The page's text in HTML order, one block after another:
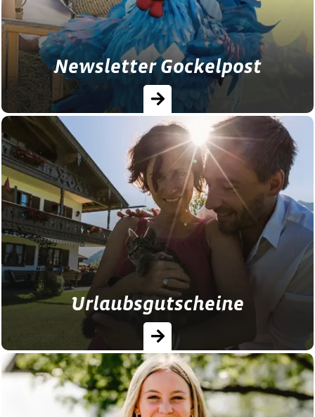
Newsletter Gockelpost
Verpassen Sie keine Insider-Infos, Blicke
hinter die Kulissen und neueste Angebote
mit unserem Gäste-Newsletter!
Urlaubsgutscheine
Verschenken Sie doch Zeit mit Ihren